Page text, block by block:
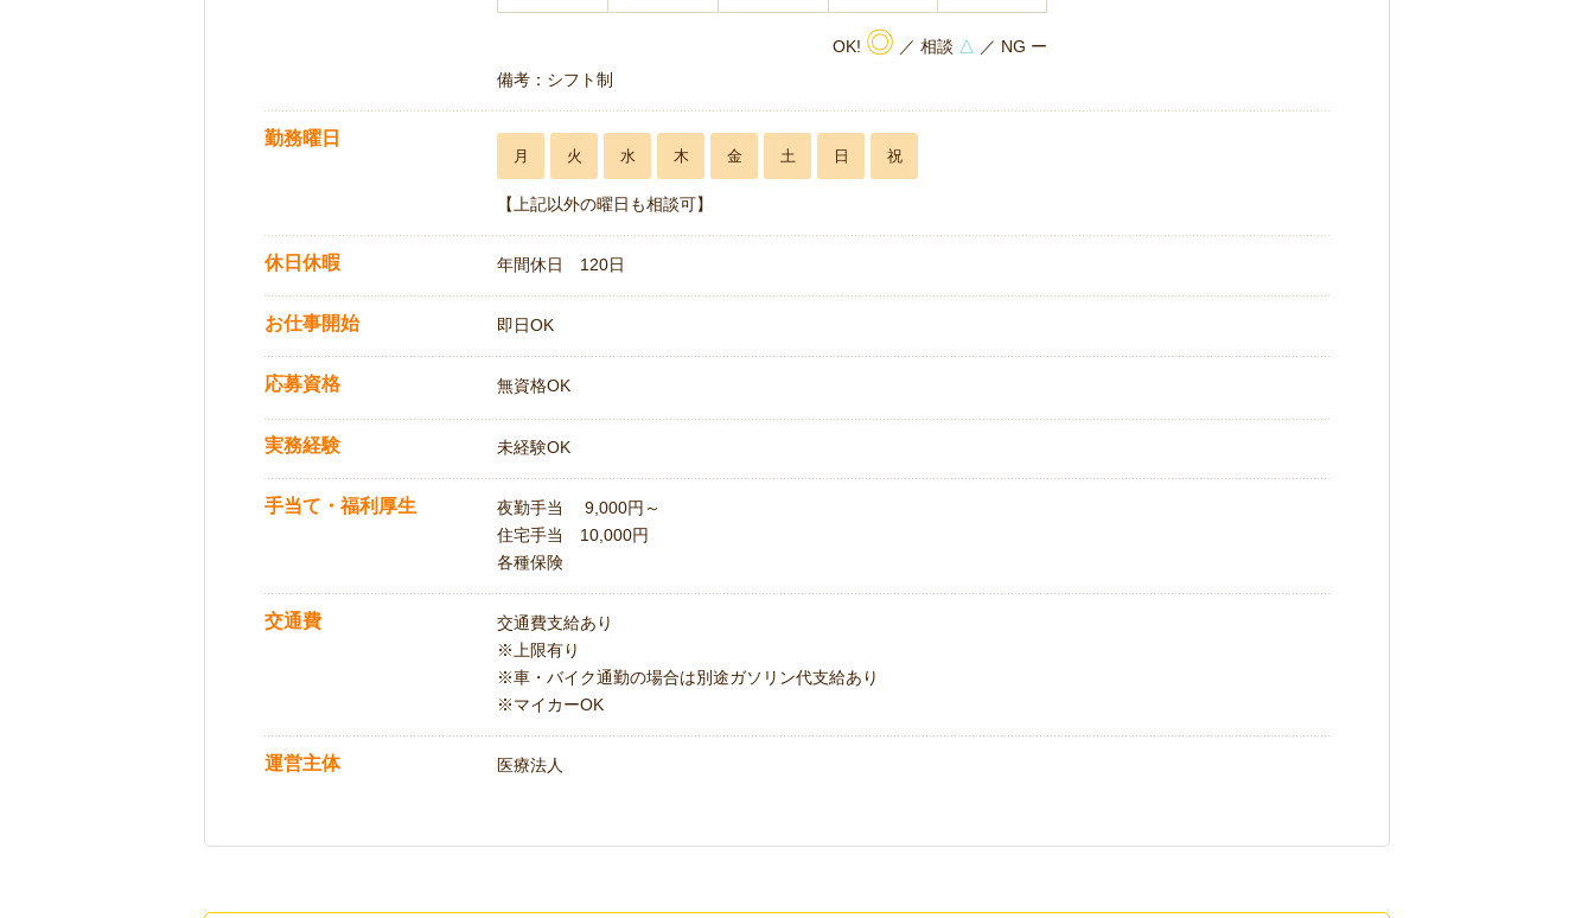
OK! ◎ ／ 相談 △ ／ NG ー
備考：シフト制
勤務曜日
月 火 水 木 金 土 日 祝
【上記以外の曜日も相談可】
休日休暇 年間休日 120日
お仕事開始 即日OK
応募資格 無資格OK
実務経験 未経験OK
手当て・福利厚生
夜勤手当 9,000円～
住宅手当 10,000円
各種保険
交通費
交通費支給あり
※上限有り
※車・バイク通勤の場合は別途ガソリン代支給あり
※マイカーOK
運営主体 医療法人